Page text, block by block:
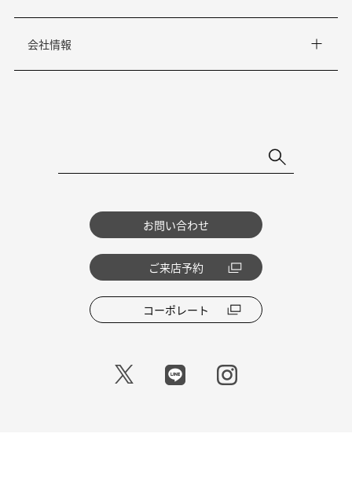
会社情報
お問い合わせ
ご来店予約
コーポレート